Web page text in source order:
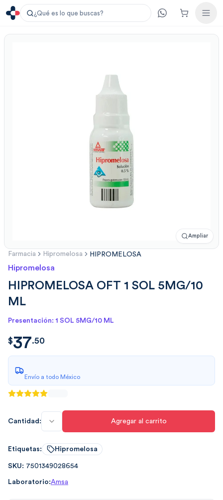
¿Qué es lo que buscas?
Ampliar
Farmacia Hipromelosa HIPROMELOSA
Hipromelosa
HIPROMELOSA OFT 1 SOL 5MG/10
ML
Presentación: 1 SOL 5MG/10 ML
$37.50
$37.50
Envío a todo México
Cantidad: Agregar al carrito
Etiquetas: Hipromelosa
SKU: 7501349028654
Laboratorio:Amsa